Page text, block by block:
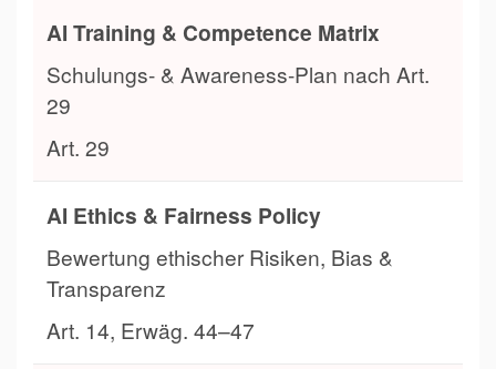
AI Training & Competence Matrix
Schulungs- & Awareness-Plan nach Art.
29
Art. 29
AI Ethics & Fairness Policy
Bewertung ethischer Risiken, Bias &
Transparenz
Art. 14, Erwäg. 44–47